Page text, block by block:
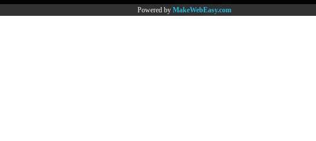
Powered by MakeWebEasy.com